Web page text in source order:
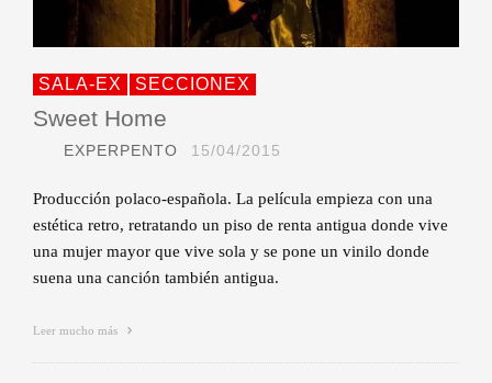
SALA-EX SECCIONEX
Sweet Home
EXPERPENTO 15/04/2015
Producción polaco-española. La película empieza con una
estética retro, retratando un piso de renta antigua donde vive
una mujer mayor que vive sola y se pone un vinilo donde
suena una canción también antigua.
Leer mucho más